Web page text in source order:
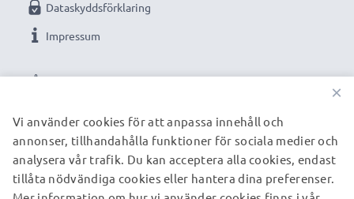
VÅRA BETALNINGSALTERNATIV
Dataskyddsförklaring
Impressum
VÅRA FRAKTPARTNERS
×
Vi använder cookies för att anpassa innehåll och
annonser, tillhandahålla funktioner för sociala medier och
analysera vår trafik. Du kan acceptera alla cookies, endast
tillåta nödvändiga cookies eller hantera dina preferenser.